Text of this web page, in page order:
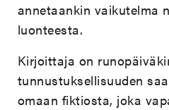
annetaankin vaikutelma
luonteesta.
Kirjoittaja on
tunnustuksellisuuden
omaan fiktiosta, joka